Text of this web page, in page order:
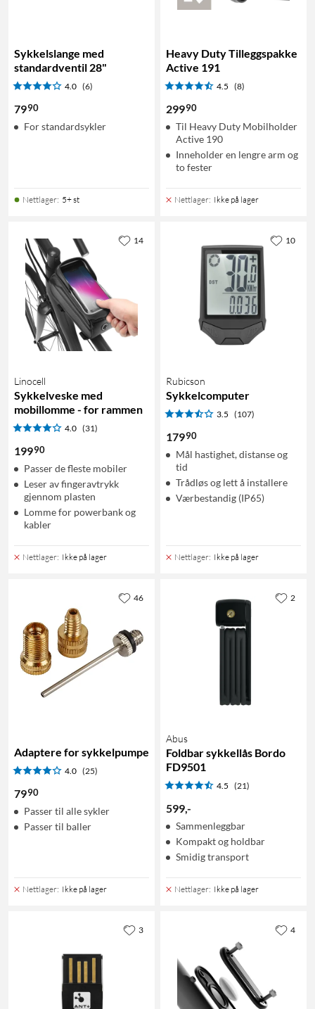
Sykkelslange med
standardventil 28"
4.0 (6)
7990
For standardsykler
Nettlager: 5+ st
Heavy Duty Tilleggspakke
Active 191
4.5 (8)
29990
Til Heavy Duty Mobilholder
Active 190
Inneholder en lengre arm og
to fester
Nettlager: Ikke på lager
Linocell
Sykkelveske med
mobillomme - for rammen
4.0 (31)
19990
Passer de fleste mobiler
Leser av fingeravtrykk
gjennom plasten
Lomme for powerbank og
kabler
Nettlager: Ikke på lager
14
Rubicson
Sykkelcomputer
3.5 (107)
17990
Mål hastighet, distanse og
tid
Trådløs og lett å installere
Værbestandig (IP65)
Nettlager: Ikke på lager
10
Adaptere for sykkelpumpe
4.0 (25)
7990
Passer til alle sykler
Passer til baller
Nettlager: Ikke på lager
46
Abus
Foldbar sykkellås Bordo
FD9501
4.5 (21)
599,-
Sammenleggbar
Kompakt og holdbar
Smidig transport
Nettlager: Ikke på lager
2
3 4